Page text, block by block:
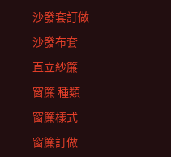
沙發套訂做
沙發布套
直立紗簾
窗簾 種類
窗簾樣式
窗簾訂做